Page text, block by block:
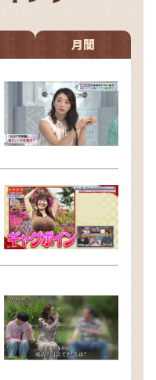
月間